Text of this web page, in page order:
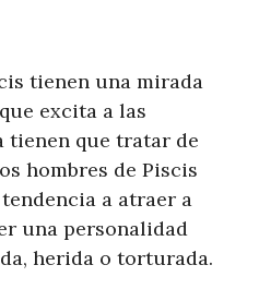
tienen una mirada
excita a las
tienen que tratar de
hombres de Piscis
a atraer a
una personalidad
herida o torturada.